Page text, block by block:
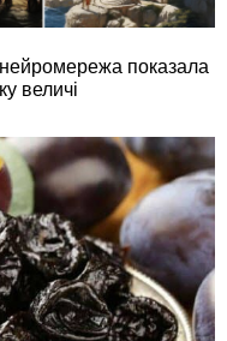
показала
величі